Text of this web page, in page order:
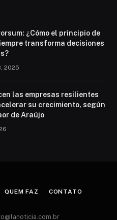
¿Cómo el principio de
transforma decisiones
2025
las empresas resilientes
su crecimiento, según
de Araújo
QUEM FAZ CONTATO